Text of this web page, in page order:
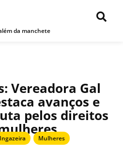
da manchete
Vereadora Gal
avanços e
pelos direitos
Mulheres